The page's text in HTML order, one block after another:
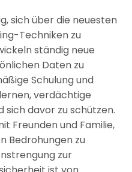
sich über die neuesten
Techniken zu
ständig neue
Daten zu
Schulung und
verdächtige
davor zu schützen.
Freunden und Familie,
Bedrohungen zu
zur